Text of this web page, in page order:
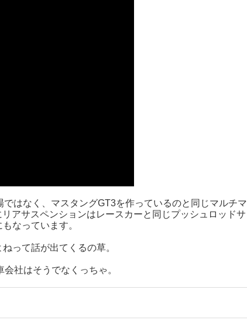
はなく、マスタングGT3を作っているのと同じマルチマ
アサスペンションはレースカーと同じプッシュロッドサ
なっています。
って話が出てくるの草。
社はそうでなくっちゃ。